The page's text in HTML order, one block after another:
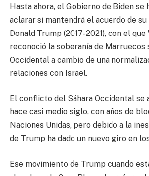
Hasta ahora, el Gobierno de Biden se
aclarar si mantendrá el acuerdo de
Donald Trump (2017-2021), con el
reconoció la soberanía de Marruecos
Occidental a cambio de una
relaciones con Israel.
El conflicto del Sáhara Occidental se
hace casi medio siglo, con años de
Naciones Unidas, pero debido a la
de Trump ha dado un nuevo giro en
Ese movimiento de Trump cuando